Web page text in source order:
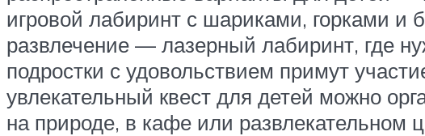
игровой лабиринт с шариками, горками и
развлечение — лазерный лабиринт, где
подростки с удовольствием примут
увлекательный квест для детей можно
на природе, в кафе или развлекательном